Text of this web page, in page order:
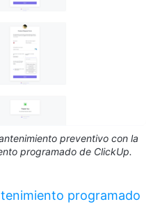
preventivo con la
programado de ClickUp.
programado